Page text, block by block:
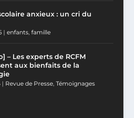
anxieux : un cri du
| enfants, famille
– Les experts de RCFM
aux bienfaits de la
| Revue de Presse, Témoignages